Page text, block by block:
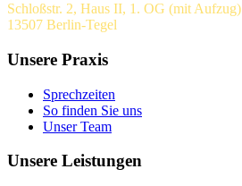
Schloßstr. 2, Haus II, 1. OG (mit Aufzug)
13507 Berlin-Tegel
Unsere Praxis
Sprechzeiten
So finden Sie uns
Unser Team
Unsere Leistungen